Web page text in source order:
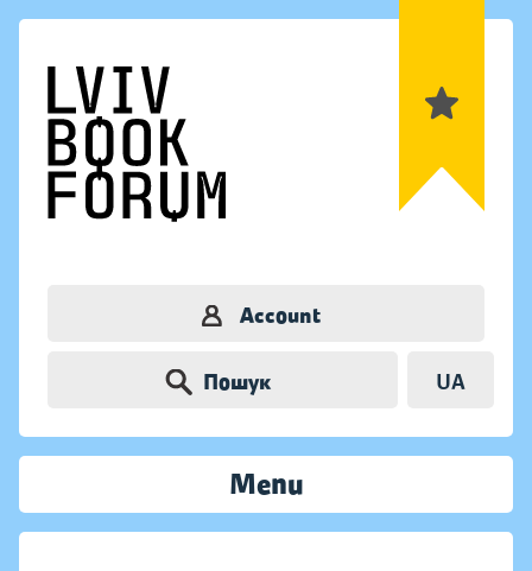
Account
Пошук UA
Menu